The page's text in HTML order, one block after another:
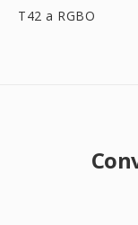
T42 a RGBO